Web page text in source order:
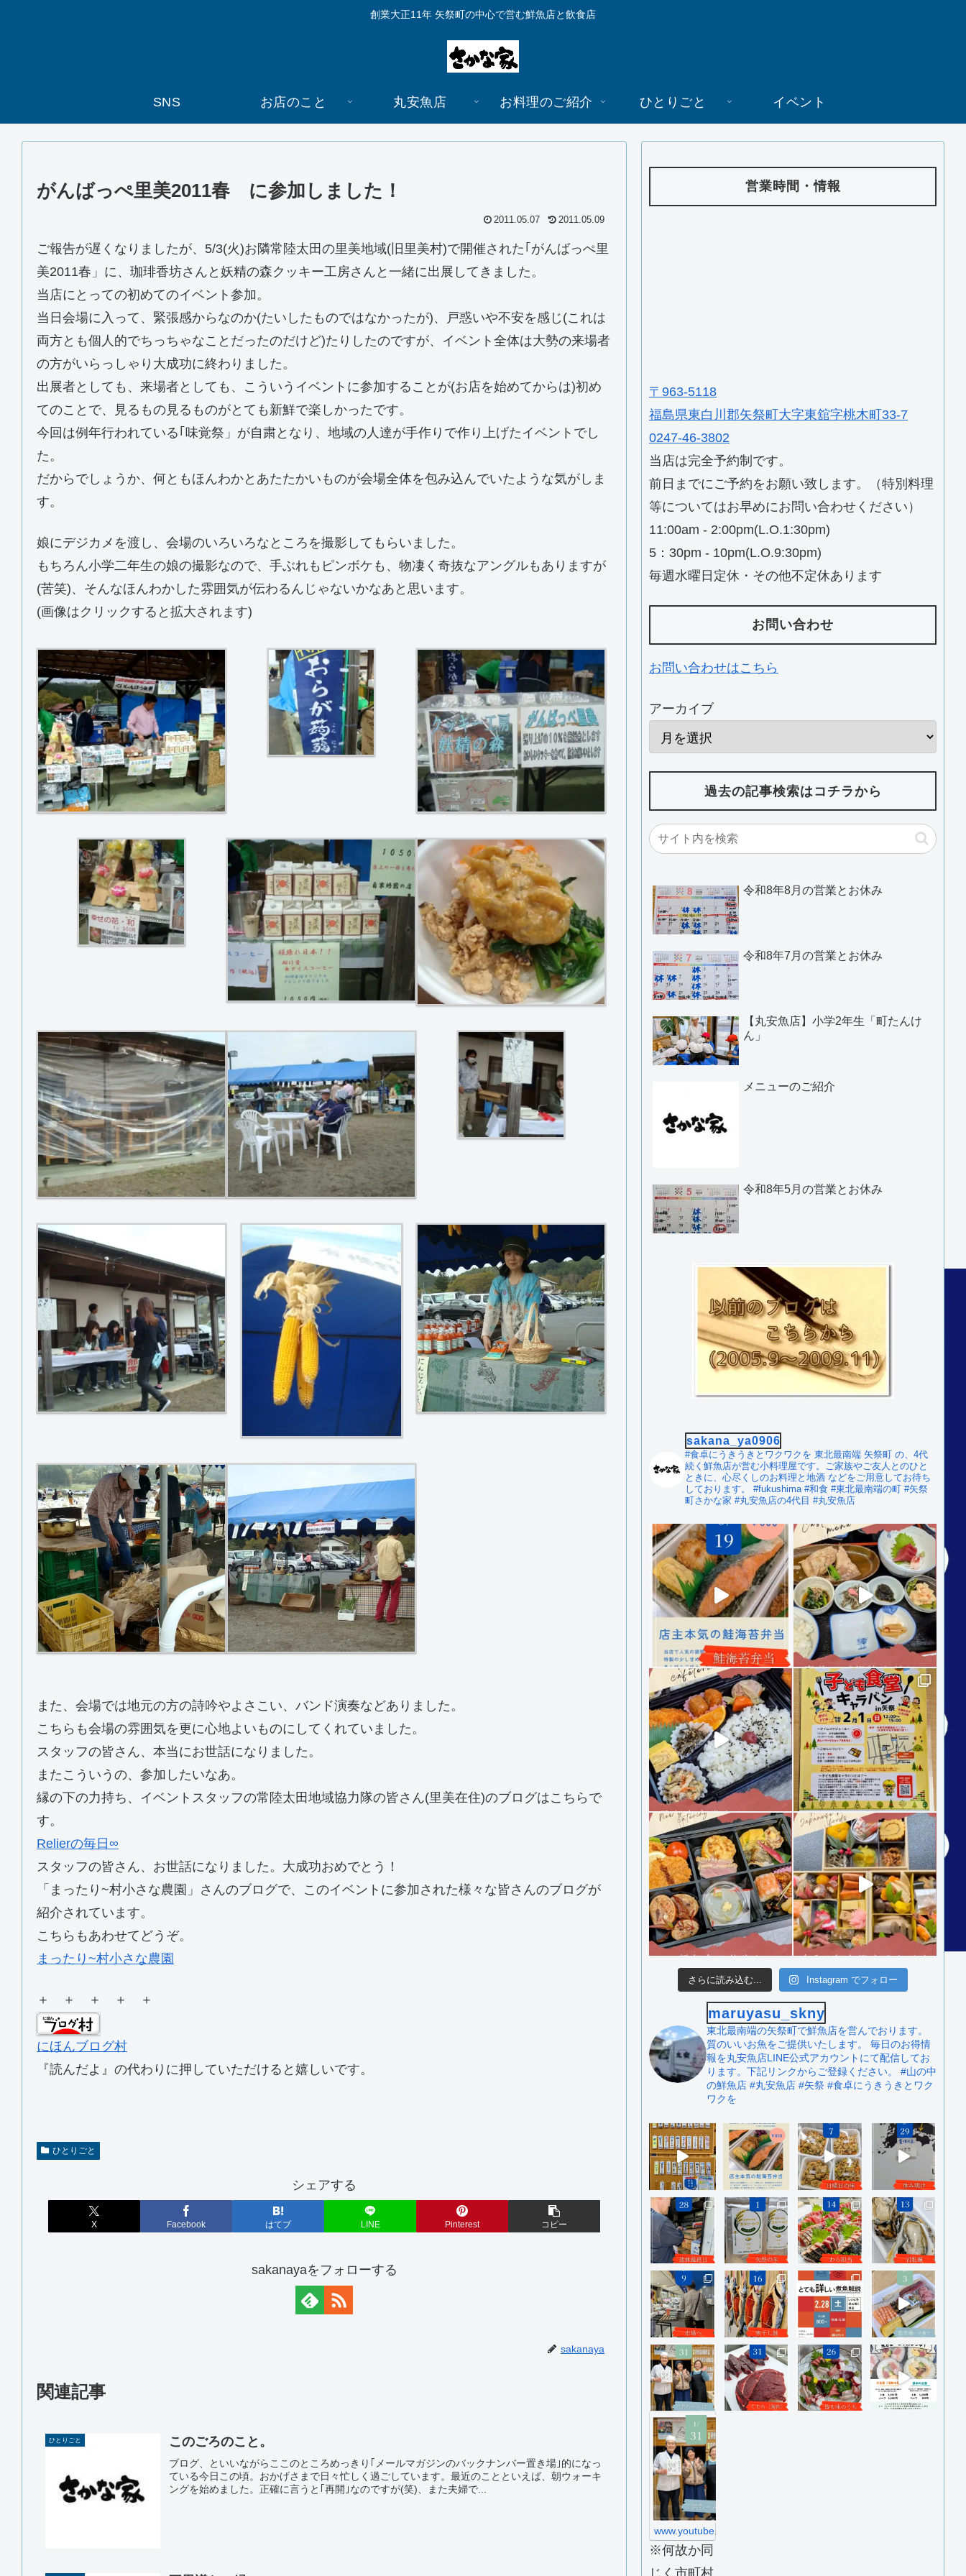
創業大正11年 矢祭町の中心で営む鮮魚店と飲食店
SNS お店のこと 丸安魚店 お料理のご紹介 ひとりごと イベント
がんばっぺ里美2011春 に参加しました！
2011.05.07 2011.05.09
ご報告が遅くなりましたが、5/3(火)お隣常陸太田の里美地域(旧里美村)で開催された｢がんばっぺ里
美2011春」に、珈琲香坊さんと妖精の森クッキー工房さんと一緒に出展してきました。
当店にとっての初めてのイベント参加。
当日会場に入って、緊張感からなのか(たいしたものではなかったが)、戸惑いや不安を感じ(これは
両方とも個人的でちっちゃなことだったのだけど)たりしたのですが、イベント全体は大勢の来場者
の方がいらっしゃり大成功に終わりました。
出展者としても、来場者としても、こういうイベントに参加することが(お店を始めてからは)初め
てのことで、見るもの見るものがとても新鮮で楽しかったです。
今回は例年行われている｢味覚祭」が自粛となり、地域の人達が手作りで作り上げたイベントでし
た。
だからでしょうか、何ともほんわかとあたたかいものが会場全体を包み込んでいたような気がしま
す。
娘にデジカメを渡し、会場のいろいろなところを撮影してもらいました。
もちろん小学二年生の娘の撮影なので、手ぶれもピンボケも、物凄く奇抜なアングルもありますが
(苦笑)、そんなほんわかした雰囲気が伝わるんじゃないかなあと思います。
(画像はクリックすると拡大されます)
また、会場では地元の方の詩吟やよさこい、バンド演奏などありました。
こちらも会場の雰囲気を更に心地よいものにしてくれていました。
スタッフの皆さん、本当にお世話になりました。
またこういうの、参加したいなあ。
縁の下の力持ち、イベントスタッフの常陸太田地域協力隊の皆さん(里美在住)のブログはこちらで
す。
Relierの毎日∞
スタッフの皆さん、お世話になりました。大成功おめでとう！
「まったり~村小さな農園」さんのブログで、このイベントに参加された様々な皆さんのブログが
紹介されています。
こちらもあわせてどうぞ。
まったり~村小さな農園
＋ ＋ ＋ ＋ ＋
にほんブログ村
『読んだよ』の代わりに押していただけると嬉しいです。
ひとりごと
シェアする
X Facebook はてブ LINE Pinterest コピー
sakanayaをフォローする
sakanaya
関連記事
ひとりごと このごろのこと。
ブログ、といいながらここのところめっきり｢メールマガジンのバックナンバー置き場｣的になっ
ている今日この頃。おかげさまで日々忙しく過ごしています。最近のことといえば、朝ウォーキ
ングを始めました。正確に言うと｢再開｣なのですが(笑)、また夫婦で...
営業時間・情報
〒963-5118
福島県東白川郡矢祭町大字東舘字桃木町33-7
0247-46-3802
当店は完全予約制です。
前日までにご予約をお願い致します。（特別料理
等についてはお早めにお問い合わせください）
11:00am - 2:00pm(L.O.1:30pm)
5：30pm - 10pm(L.O.9:30pm)
毎週水曜日定休・その他不定休あります
お問い合わせ
お問い合わせはこちら
アーカイブ
過去の記事検索はコチラから
令和8年8月の営業とお休み
令和8年7月の営業とお休み
【丸安魚店】小学2年生「町たんけ
ん」
メニューのご紹介
令和8年5月の営業とお休み
sakana_ya0906
#食卓にうきうきとワクワクを 東北最南端 矢祭町 の、4代
続く鮮魚店が営む小料理屋です。ご家族やご友人とのひと
ときに、心尽くしのお料理と地酒 などをご用意してお待ち
しております。
#fukushima #和食 #東北最南端の町 #矢祭
町さかな家 #丸安魚店の4代目 #丸安魚店
さらに読み込む... Instagram でフォロー
maruyasu_skny
東北最南端の矢祭町で鮮魚店を営んでおります。
質のいいお魚をご提供いたします。
毎日のお得情
報を丸安魚店LINE公式アカウントにて配信してお
ります。下記リンクからご登録ください。
#山の中
の鮮魚店 #丸安魚店 #矢祭 #食卓にうきうきとワク
ワクを
www.youtube.com
※何故か同